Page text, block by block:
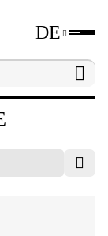
DE